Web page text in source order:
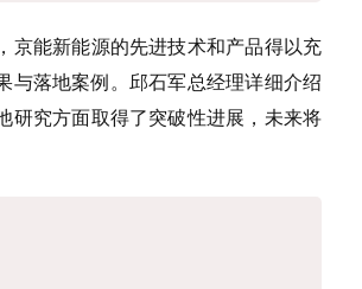
京能新能源的先进技术和产品得以充
与落地案例。邱石军总经理详细介绍
研究方面取得了突破性进展 ，未来将